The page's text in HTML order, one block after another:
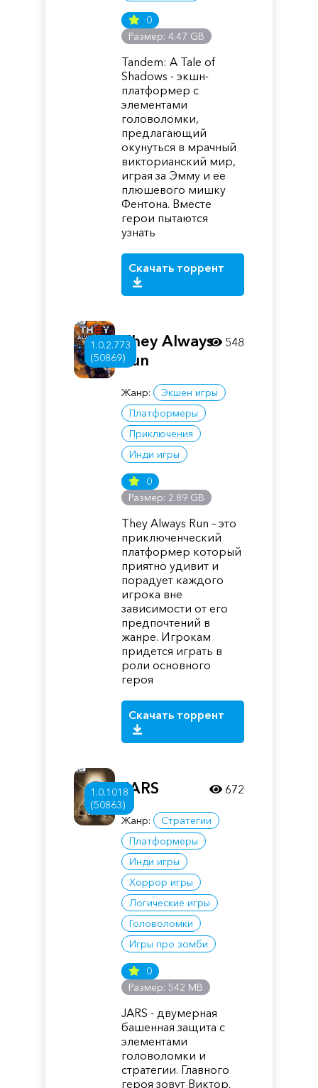
0
Размер: 4.47 GB
Tandem: A Tale of
Shadows - экшн-
платформер с
элементами
головоломки,
предлагающий
окунуться в мрачный
викторианский мир,
играя за Эмму и ее
плюшевого мишку
Фентона. Вместе
герои пытаются
узнать
Скачать торрент
1.0.2.773
(50869)
They Always
Run
Жанр:
Экшен игры
Платформеры
Приключения
Инди игры
0
Размер: 2.89 GB
They Always Run – это
приключенческий
платформер который
приятно удивит и
порадует каждого
игрока вне
зависимости от его
предпочтений в
жанре. Игрокам
придется играть в
роли основного
героя
Скачать торрент
548
1.0.1018
(50863)
JARS
Жанр:
Стратегии
Платформеры
Инди игры
Хоррор игры
Логические игры
Головоломки
Игры про зомби
0
Размер: 542 MB
JARS - двумерная
башенная защита с
элементами
головоломки и
стратегии. Главного
героя зовут Виктор.
672